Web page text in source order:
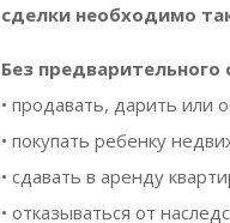
сделки необходимо
Без предварительного
• продавать, дарить или
• покупать ребенку
• сдавать в аренду
• отказываться от